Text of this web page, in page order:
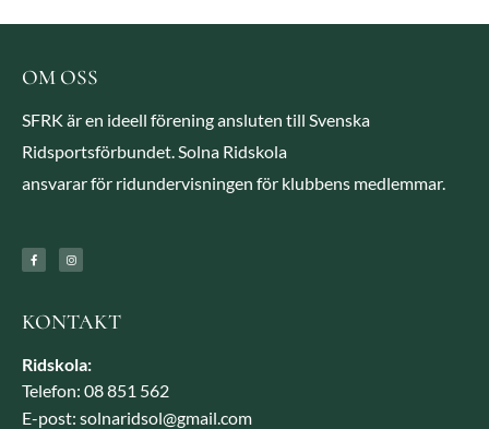
OM OSS
SFRK är en ideell förening ansluten till Svenska
Ridsportsförbundet. Solna Ridskola
ansvarar för ridundervisningen för klubbens medlemmar.
KONTAKT
Ridskola:
Telefon: 08 851 562
E-post: solnaridsol@gmail.com